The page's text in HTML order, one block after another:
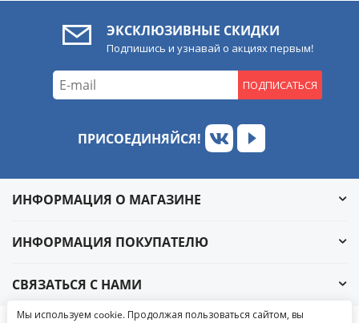
ЭКСКЛЮЗИВНЫЕ СКИДКИ
Подпишись и узнавай о акциях первым!
ПОДПИСАТЬСЯ
ПРИСОЕДИНЯЙСЯ!
ИНФОРМАЦИЯ О МАГАЗИНЕ
ИНФОРМАЦИЯ ПОКУПАТЕЛЮ
СВЯЗАТЬСЯ С НАМИ
Написать в ВКонтакте
Мы используем cookie. Продолжая пользоваться сайтом, вы